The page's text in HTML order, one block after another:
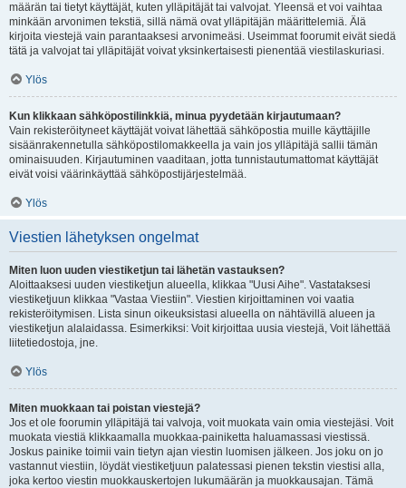
määrän tai tietyt käyttäjät, kuten ylläpitäjät tai valvojat. Yleensä et voi vaihtaa
minkään arvonimen tekstiä, sillä nämä ovat ylläpitäjän määrittelemiä. Älä
kirjoita viestejä vain parantaaksesi arvonimeäsi. Useimmat foorumit eivät siedä
tätä ja valvojat tai ylläpitäjät voivat yksinkertaisesti pienentää viestilaskuriasi.
Ylös
Kun klikkaan sähköpostilinkkiä, minua pyydetään kirjautumaan?
Vain rekisteröityneet käyttäjät voivat lähettää sähköpostia muille käyttäjille
sisäänrakennetulla sähköpostilomakkeella ja vain jos ylläpitäjä sallii tämän
ominaisuuden. Kirjautuminen vaaditaan, jotta tunnistautumattomat käyttäjät
eivät voisi väärinkäyttää sähköpostijärjestelmää.
Ylös
Viestien lähetyksen ongelmat
Miten luon uuden viestiketjun tai lähetän vastauksen?
Aloittaaksesi uuden viestiketjun alueella, klikkaa "Uusi Aihe". Vastataksesi
viestiketjuun klikkaa "Vastaa Viestiin". Viestien kirjoittaminen voi vaatia
rekisteröitymisen. Lista sinun oikeuksistasi alueella on nähtävillä alueen ja
viestiketjun alalaidassa. Esimerkiksi: Voit kirjoittaa uusia viestejä, Voit lähettää
liitetiedostoja, jne.
Ylös
Miten muokkaan tai poistan viestejä?
Jos et ole foorumin ylläpitäjä tai valvoja, voit muokata vain omia viestejäsi. Voit
muokata viestiä klikkaamalla muokkaa-painiketta haluamassasi viestissä.
Joskus painike toimii vain tietyn ajan viestin luomisen jälkeen. Jos joku on jo
vastannut viestiin, löydät viestiketjuun palatessasi pienen tekstin viestisi alla,
joka kertoo viestin muokkauskertojen lukumäärän ja muokkausajan. Tämä